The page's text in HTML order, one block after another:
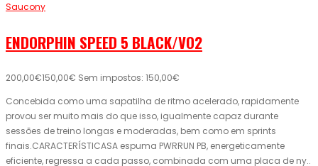
Saucony
ENDORPHIN SPEED 5 BLACK/VO2
200,00€150,00€ Sem impostos: 150,00€
Concebida como uma sapatilha de ritmo acelerado, rapidamente
provou ser muito mais do que isso, igualmente capaz durante
sessões de treino longas e moderadas, bem como em sprints
finais.CARACTERÍSTICASA espuma PWRRUN PB, energeticamente
eficiente, regressa a cada passo, combinada com uma placa de ny..